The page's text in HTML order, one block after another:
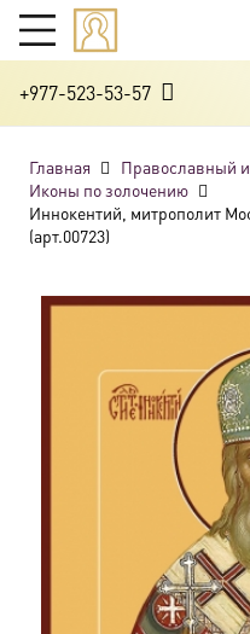
+977-523-53-57
Главная
Православный
Иконы по золочению
Иннокентий, митрополит
(арт.00723)